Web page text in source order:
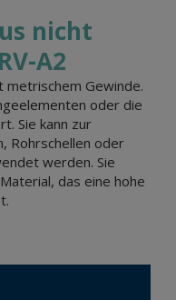
nicht
A2
metrischem Gewinde.
oder die
Sie kann zur
Rohrschellen oder
werden. Sie
das eine hohe